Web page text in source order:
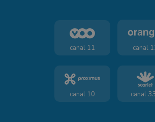
canal 11 canal
canal 10 canal